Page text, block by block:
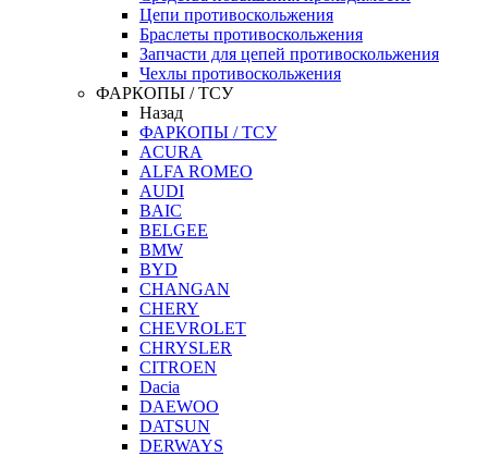
Цепи противоскольжения
Браслеты противоскольжения
Запчасти для цепей противоскольжения
Чехлы противоскольжения
ФАРКОПЫ / ТСУ
Назад
ФАРКОПЫ / ТСУ
ACURA
ALFA ROMEO
AUDI
BAIC
BELGEE
BMW
BYD
CHANGAN
CHERY
CHEVROLET
CHRYSLER
CITROEN
Dacia
DAEWOO
DATSUN
DERWAYS